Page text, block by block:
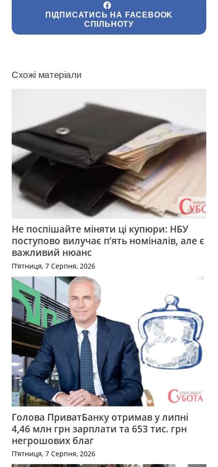
ПІДПИСАТИСЬ НА FACEBOOK
СПІЛЬНОТУ
Схожі матеріали
Не поспішайте міняти ці купюри: НБУ
поступово вилучає п’ять номіналів, але є
важливий нюанс
П’ятниця, 7 Серпня, 2026
Голова ПриватБанку отримав у липні
4,46 млн грн зарплати та 653 тис. грн
негрошових благ
П’ятниця, 7 Серпня, 2026